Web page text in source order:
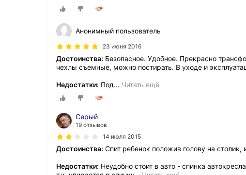
Анонимный пользователь
23 июня 2016
Достоинства: Безопасное. Удобное. Прекрасно
чехлы съемные, можно постирать. В уходе и
Недостатки: Под… Читать ещё
Серый
19 отзывов
14 июля 2015
Достоинства: Спит ребенок положив голову на
Недостатки: Неудобно стоит в авто - спинка